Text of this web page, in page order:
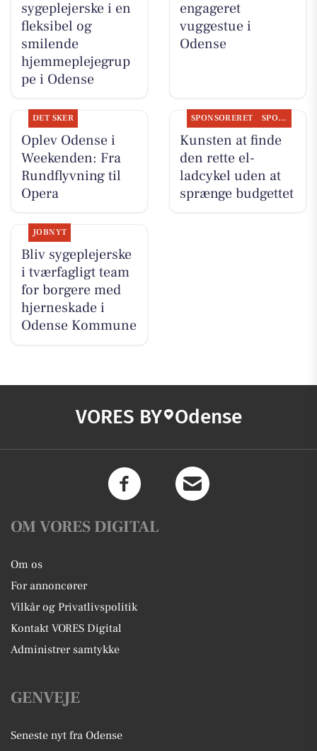
sygeplejerske i en
fleksibel og
smilende
hjemmeplejegrup
pe i Odense
engageret
vuggestue i
Odense
DET SKER
Oplev Odense i
Weekenden: Fra
Rundflyvning til
Opera
SPONSORERET SPONSORERET INDHOLD
Kunsten at finde
den rette el-
ladcykel uden at
sprænge budgettet
JOBNYT
Bliv sygeplejerske
i tværfagligt team
for borgere med
hjerneskade i
Odense Kommune
VORES BY Odense
OM VORES DIGITAL
Om os
For annoncører
Vilkår og Privatlivspolitik
Kontakt VORES Digital
Administrer samtykke
GENVEJE
Seneste nyt fra Odense